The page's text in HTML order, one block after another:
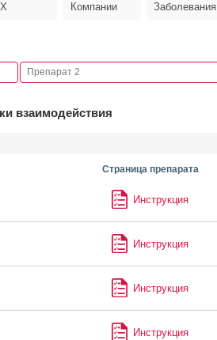
Компании Заболевания
взаимодействия
Страница препарата
Инструкция
Инструкция
Инструкция
Инструкция